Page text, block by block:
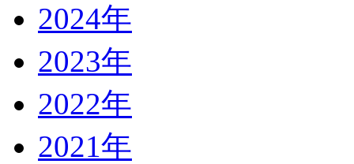
2024年
2023年
2022年
2021年